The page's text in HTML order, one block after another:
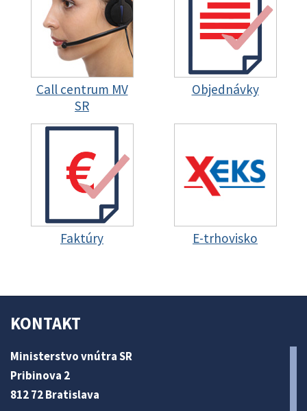
Call centrum MV
SR
Objednávky
Faktúry E-trhovisko
KONTAKT
Ministerstvo vnútra SR
Pribinova 2
812 72 Bratislava